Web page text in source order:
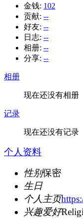
金钱: 102
贡献: --
好友: --
日志: --
相册: --
分享: --
相册
现在还没有相册
记录
现在还没有记录
个人资料
性别保密
生日
个人主页
兴趣爱好